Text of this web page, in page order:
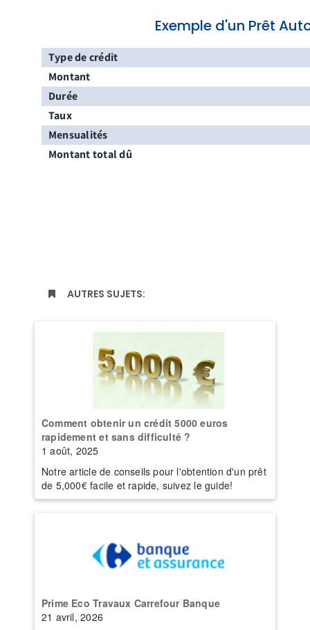
Exemple d'un Prêt
Type de crédit
Montant
Durée
Taux
Mensualités
Montant total dû
AUTRES SUJETS:
Comment obtenir un crédit 5000 euros
rapidement et sans difficulté ?
1 août, 2025
Notre article de conseils pour l'obtention d'un prêt
de 5,000€ facile et rapide, suivez le guide!
Prime Eco Travaux Carrefour Banque
21 avril, 2026